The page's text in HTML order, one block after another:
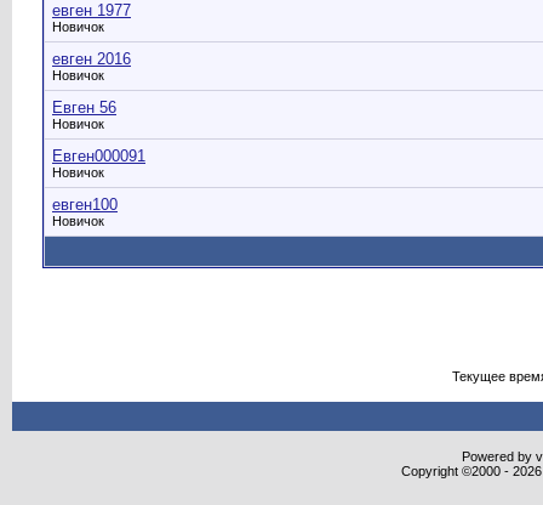
евген 1977
Новичок
евген 2016
Новичок
Евген 56
Новичок
Евген000091
Новичок
евген100
Новичок
Текущее
Powered by
Copyright ©2000 -